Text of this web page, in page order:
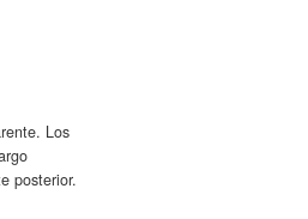
Los
posterior.